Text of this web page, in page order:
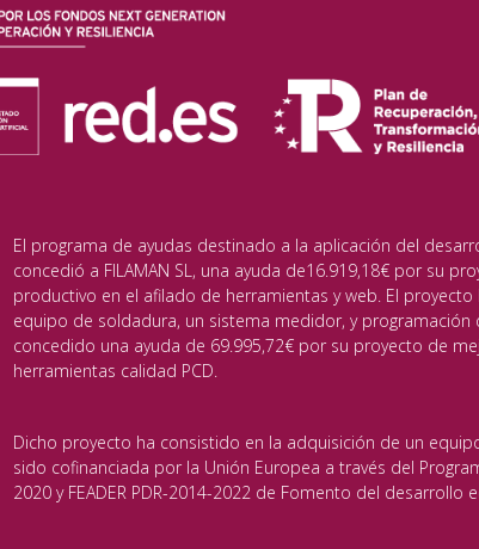
El programa de ayudas destinado a la aplicación del
concedió a FILAMAN SL, una ayuda de16.919,18€ por su
productivo en el afilado de herramientas y web. El
equipo de soldadura, un sistema medidor, y programación
concedido una ayuda de 69.995,72€ por su proyecto de
herramientas calidad PCD.
Dicho proyecto ha consistido en la adquisición de un
sido cofinanciada por la Unión Europea a través del
2020 y FEADER PDR-2014-2022 de Fomento del desarrollo